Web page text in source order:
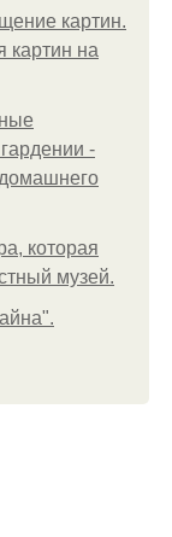
картин.
картин на
-
которая
музей.